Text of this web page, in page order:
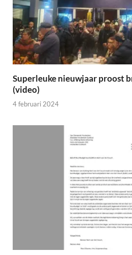
Superleuke nieuwjaar proost
(video)
4 februari 2024